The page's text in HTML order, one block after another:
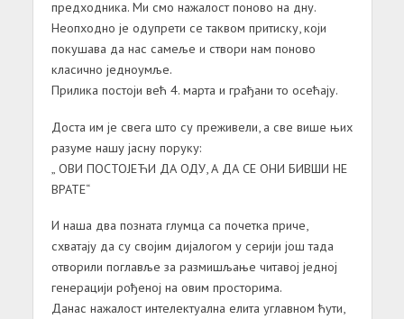
предходника. Ми смо нажалост поново на дну.
Неопходно је одупрети се таквом притиску, који
покушава да нас самеље и створи нам поново
класично једноумље.
Прилика постоји већ 4. марта и грађани то осећају.
Доста им је свега што су преживели, а све више њих
разуме нашу јасну поруку:
„ ОВИ ПОСТОЈЕЋИ ДА ОДУ, А ДА СЕ ОНИ БИВШИ НЕ
ВРАТЕ“
И наша два позната глумца са почетка приче,
схватају да су својим дијалогом у серији још тада
отворили поглавље за размишљање читавој једној
генерацији рођеној на овим просторима.
Данас нажалост интелектуална елита углавном ћути,